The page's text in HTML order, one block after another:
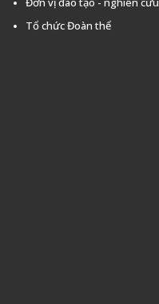
Tổ chức Đoàn thể